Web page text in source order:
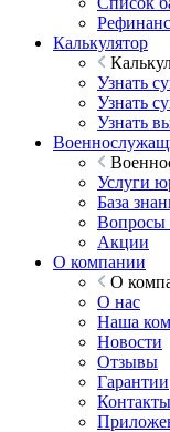
Калькулятор
Узнать
Узнать
Узнать
Услуги
База
Вопросы
Акции
О компании
О
О нас
Наша
Новости
Отзывы
Гарантии
Контакты